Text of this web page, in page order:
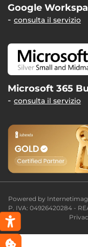
Google
consulta il servizio
Microsoft 365
consulta il servizio
Powered by
P. IVA: 04926420284 -